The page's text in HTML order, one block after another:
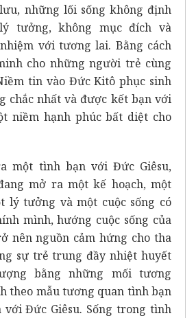
những lối sống không định
tưởng, không mục đích và
với tương lai. Bằng cách
cho những người trẻ cùng
tin vào Đức Kitô phục sinh
chắc nhất và được kết bạn với
niềm hạnh phúc bất diệt cho
một tình bạn với Đức Giêsu,
mở ra một kế hoạch, một
lý tưởng và một cuộc sống có
mình, hướng cuộc sống của
nên nguồn cảm hứng cho tha
sự trẻ trung đầy nhiệt huyết
bằng những mối tương
theo mẫu tương quan tình bạn
Đức Giêsu. Sống trong tình